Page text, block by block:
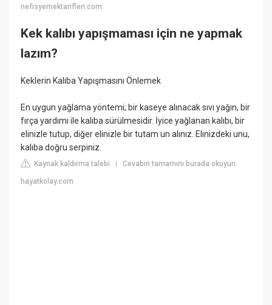
nefisyemektarifleri.com
Kek kalıbı yapışmaması için ne yapmak
lazım?
Keklerin Kalıba Yapışmasını Önlemek
En uygun yağlama yöntemi; bir kaseye alınacak sıvı yağın, bir
fırça yardımı ile kalıba sürülmesidir. İyice yağlanan kalıbı, bir
elinizle tutup, diğer elinizle bir tutam un alınız. Elinizdeki unu,
kalıba doğru serpiniz.
Kaynak kaldırma talebi |Cevabın tamamını burada okuyun:
hayatkolay.com